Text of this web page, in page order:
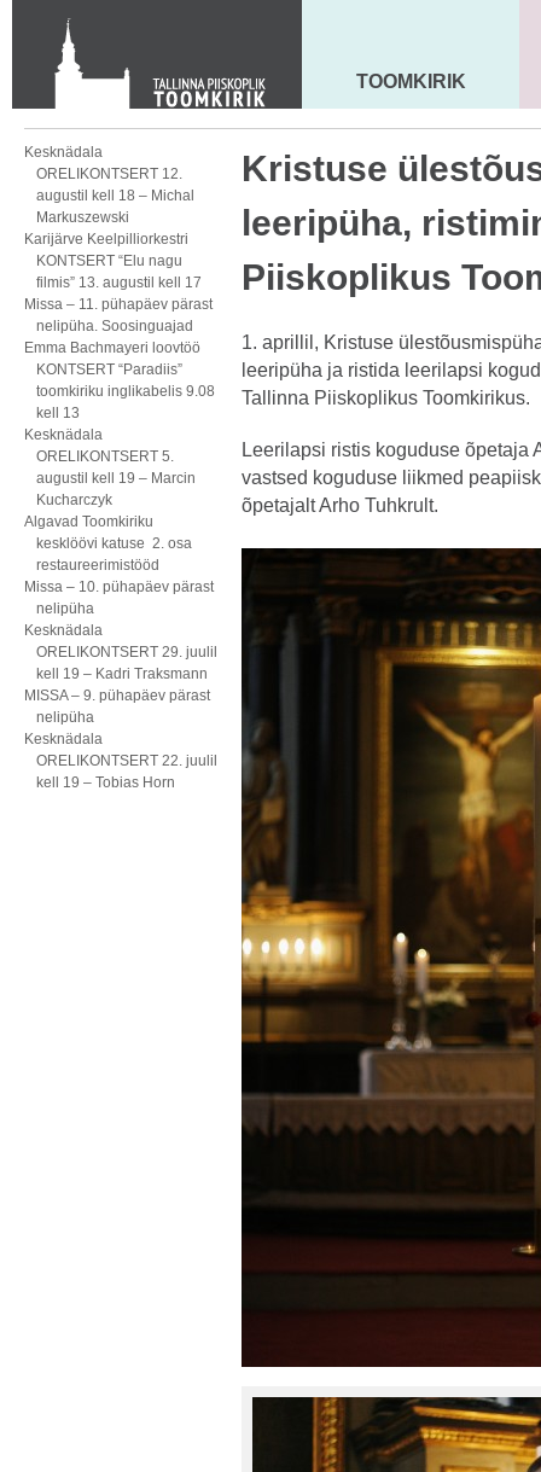
Toom-Kooli 6, 10130 TALLINN
tallinna.toom
+372 644 4140
MAARJA KIRIK
TOOMKIRIK
Kesknädala
ORELIKONTSERT 12.
augustil kell 18 – Michal
Markuszewski
Karijärve Keelpilliorkestri
KONTSERT “Elu nagu
filmis” 13. augustil kell 17
Missa – 11. pühapäev pärast
nelipüha. Soosinguajad
Emma Bachmayeri loovtöö
KONTSERT “Paradiis”
toomkiriku inglikabelis 9.08
kell 13
Kesknädala
ORELIKONTSERT 5.
augustil kell 19 – Marcin
Kucharczyk
Algavad Toomkiriku
kesklöövi katuse 2. osa
restaureerimistööd
Missa – 10. pühapäev pärast
nelipüha
Kesknädala
ORELIKONTSERT 29. juulil
kell 19 – Kadri Traksmann
MISSA – 9. pühapäev pärast
nelipüha
Kesknädala
ORELIKONTSERT 22. juulil
kell 19 – Tobias Horn
Kristuse
leeripüha,
Piiskoplikus
1. aprillil, Kristuse
leeripüha ja ristida leerilapsi
Tallinna Piiskoplikus Toomkirikus.
Leerilapsi ristis koguduse õpetaja
vastsed koguduse liikmed
õpetajalt Arho Tuhkrult.